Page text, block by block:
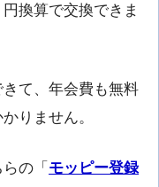
換算で交換できま
て、年会費も無料
りません。
の「 モッピー登録